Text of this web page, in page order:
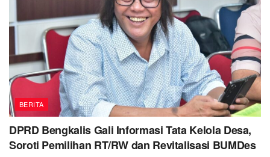
BERITA
DPRD Bengkalis Gali Informasi Tata Kelola Desa,
Soroti Pemilihan RT/RW dan Revitalisasi BUMDes